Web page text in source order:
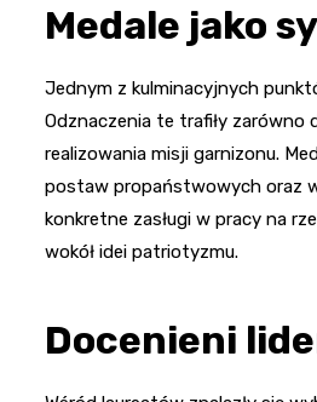
Medale jako
Jednym z kulminacyjnych
Odznaczenia te trafiły
realizowania misji garnizonu.
postaw propaństwowych oraz
konkretne zasługi w pracy na
wokół idei patriotyzmu.
Docenieni